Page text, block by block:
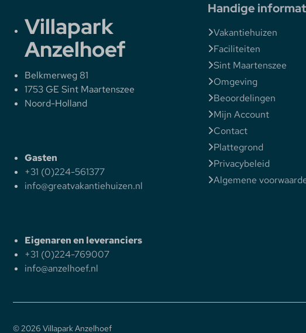
Villapark
Anzelhoef
Belkmerweg 81
1753 GE Sint Maartenszee
Noord-Holland
Gasten
+31 (0)224-561377
info@greatvakantiehuizen.nl
Eigenaren en leveranciers
+31 (0)224-769007
info@anzelhoef.nl
Handige
Vakantiehuizen
Faciliteiten
Sint Maartenszee
Omgeving
Beoordelingen
Mijn Account
Contact
Plattegrond
Privacybeleid
Algemene
© 2026 Villapark Anzelhoef